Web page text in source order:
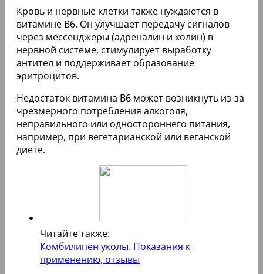
Кровь и нервные клетки также нуждаются в
витамине B6. Он улучшает передачу сигналов
через мессенджеры (адреналин и холин) в
нервной системе, стимулирует выработку
антител и поддерживает образование
эритроцитов.
Недостаток витамина В6 может возникнуть из-за
чрезмерного потребления алкоголя,
неправильного или одностороннего питания,
например, при вегетарианской или веганской
диете.
Читайте также:
Комбилипен уколы. Показания к
применению, отзывы